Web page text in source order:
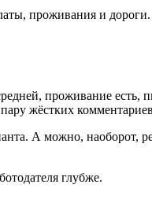
проживания и
проживание есть,
пару жёстких
А можно, наоборот,
глубже.